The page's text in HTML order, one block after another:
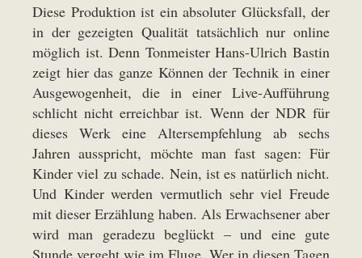
Diese Produktion ist ein absoluter Glücksfall, der
in der gezeigten Qualität tatsächlich nur online
möglich ist. Denn Tonmeister Hans-Ulrich Bastin
zeigt hier das ganze Können der Technik in einer
Ausgewogenheit, die in einer Live-Aufführung
schlicht nicht erreichbar ist. Wenn der NDR für
dieses Werk eine Altersempfehlung ab sechs
Jahren ausspricht, möchte man fast sagen: Für
Kinder viel zu schade. Nein, ist es natürlich nicht.
Und Kinder werden vermutlich sehr viel Freude
mit dieser Erzählung haben. Als Erwachsener aber
wird man geradezu beglückt – und eine gute
Stunde vergeht wie im Fluge. Wer in diesen Tagen